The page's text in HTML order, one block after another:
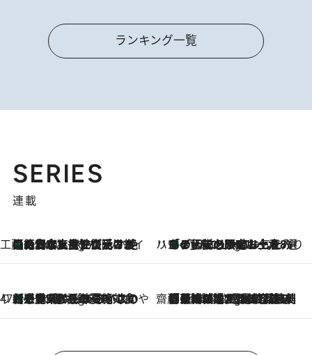
ランキング一覧
SERIES
連載
工藤まやのおもてなしハワイ
8 Hours Ago
【ハワイ土産】ローカルの絶大な支持で復活！ 絶品の幻クッキー《元ファンの日本人女性が受け継いだ名店》 ハワイ賢者 リサのお気に入りリスト8 Hours Ago
あの伝説の限定トートも！ リニューアルした「ディーン＆デルーカ ハワイ」で必須のお土産8選
47都道府県の手みやげ ひんやりスイーツで夏を満喫
8 Hours Ago
【三重県】この夏絶対食べたい 冷やしておいしいおやつ3選 お餅×アイスの新感覚スイーツ 齋藤 薫 美容脳ルネサンス
8 Hours Ago
「荷物が増えるほど旅ストレスは増す」美容ジャーナリストがたどり着いた最終結論。“化粧品を劇的に減らす”感動の凝縮美容とは